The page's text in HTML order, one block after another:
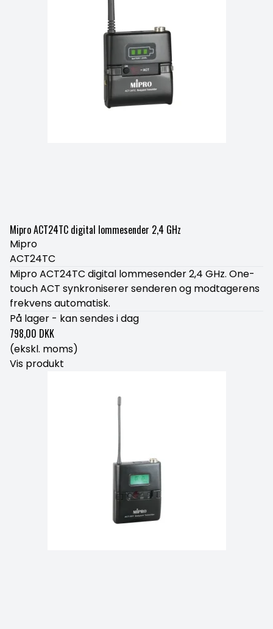
Mipro ACT24TC digital lommesender 2,4 GHz
Mipro
ACT24TC
Mipro ACT24TC digital lommesender 2,4 GHz. One-
touch ACT synkroniserer senderen og modtagerens
frekvens automatisk.
På lager - kan sendes i dag
798,00 DKK
(ekskl. moms)
Vis produkt